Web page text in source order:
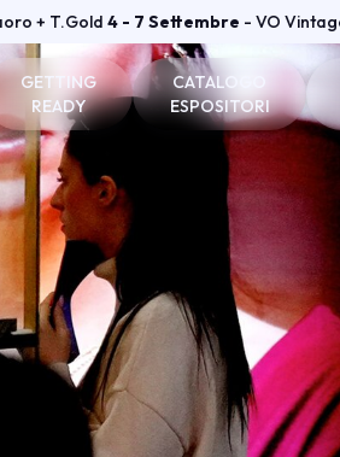
+ T.Gold 4 - 7 Settembre - VO
GETTING
READY
Come arrivare
Dove soggiornare
Dove parcheggiare
CATALOGO
ESPOSITORI
Espositori T.GOLD